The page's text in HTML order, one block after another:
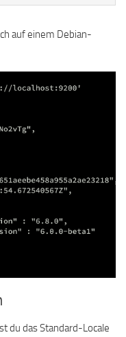
auf einem Debian-
du das Standard-Locale